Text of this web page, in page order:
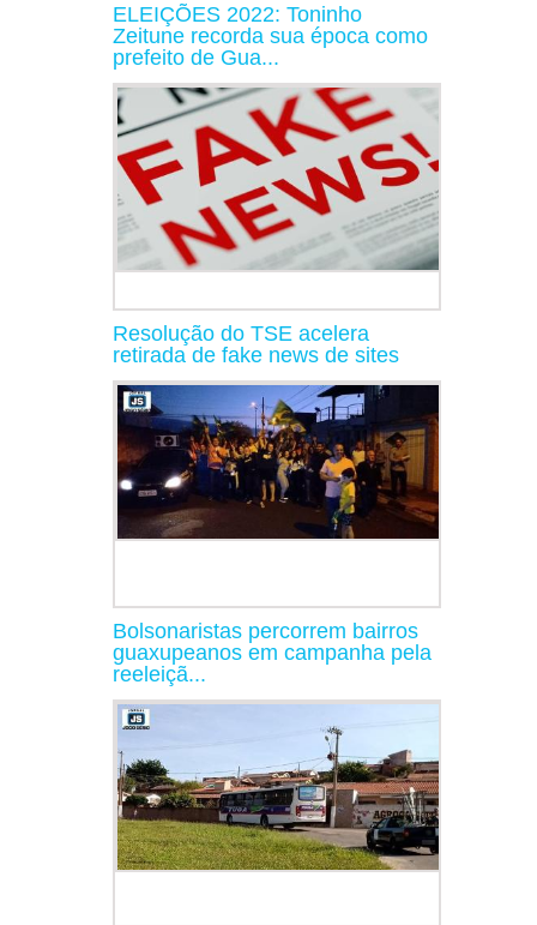
ELEIÇÕES 2022: Toninho
Zeitune recorda sua época como
prefeito de Gua...
Resolução do TSE acelera
retirada de fake news de sites
Bolsonaristas percorrem bairros
guaxupeanos em campanha pela
reeleiçã...